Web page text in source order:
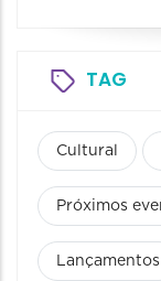
TAG
Cultural
Próximos
Lançamentos